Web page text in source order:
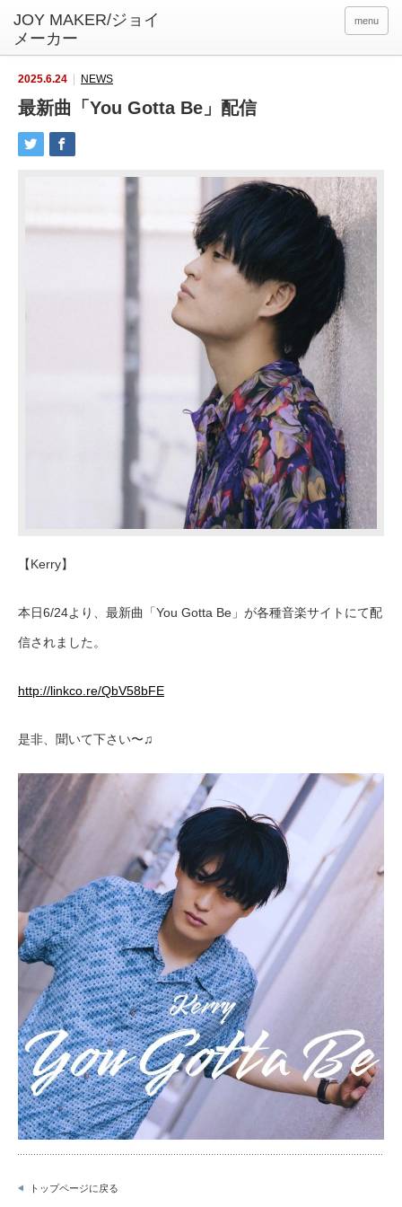
menu
2025.6.24 NEWS
最新曲「You Gotta Be」配信
【Kerry】
本日6/24より、最新曲「You Gotta Be」が各種音楽サイトにて配
信されました。
http://linkco.re/QbV58bFE
是非、聞いて下さい〜♫
トップページに戻る